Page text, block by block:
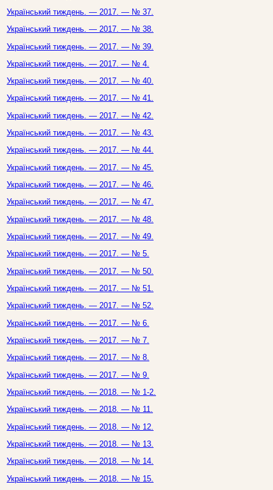
Український тиждень. — 2017. — № 37.
Український тиждень. — 2017. — № 38.
Український тиждень. — 2017. — № 39.
Український тиждень. — 2017. — № 4.
Український тиждень. — 2017. — № 40.
Український тиждень. — 2017. — № 41.
Український тиждень. — 2017. — № 42.
Український тиждень. — 2017. — № 43.
Український тиждень. — 2017. — № 44.
Український тиждень. — 2017. — № 45.
Український тиждень. — 2017. — № 46.
Український тиждень. — 2017. — № 47.
Український тиждень. — 2017. — № 48.
Український тиждень. — 2017. — № 49.
Український тиждень. — 2017. — № 5.
Український тиждень. — 2017. — № 50.
Український тиждень. — 2017. — № 51.
Український тиждень. — 2017. — № 52.
Український тиждень. — 2017. — № 6.
Український тиждень. — 2017. — № 7.
Український тиждень. — 2017. — № 8.
Український тиждень. — 2017. — № 9.
Український тиждень. — 2018. — № 1-2.
Український тиждень. — 2018. — № 11.
Український тиждень. — 2018. — № 12.
Український тиждень. — 2018. — № 13.
Український тиждень. — 2018. — № 14.
Український тиждень. — 2018. — № 15.